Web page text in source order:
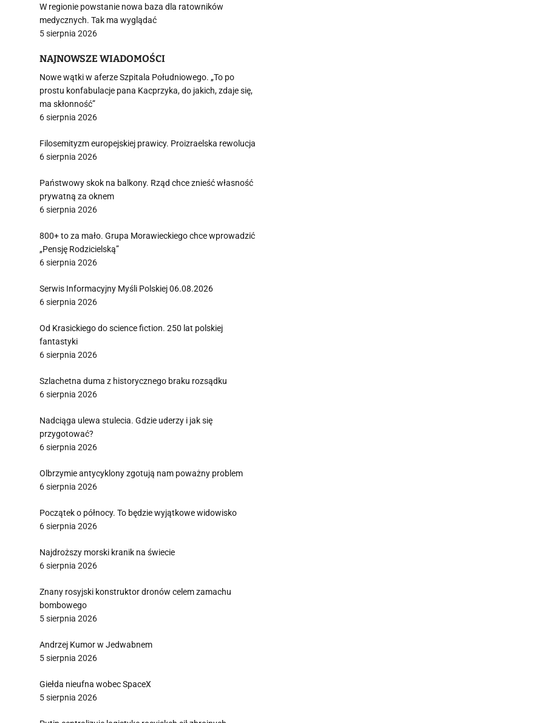
W regionie powstanie nowa baza dla ratowników
medycznych. Tak ma wyglądać
5 sierpnia 2026
NAJNOWSZE WIADOMOŚCI
Nowe wątki w aferze Szpitala Południowego. „To po
prostu konfabulacje pana Kacprzyka, do jakich, zdaje się,
ma skłonność”
6 sierpnia 2026
Filosemityzm europejskiej prawicy. Proizraelska rewolucja
6 sierpnia 2026
Państwowy skok na balkony. Rząd chce znieść własność
prywatną za oknem
6 sierpnia 2026
800+ to za mało. Grupa Morawieckiego chce wprowadzić
„Pensję Rodzicielską”
6 sierpnia 2026
Serwis Informacyjny Myśli Polskiej 06.08.2026
6 sierpnia 2026
Od Krasickiego do science fiction. 250 lat polskiej
fantastyki
6 sierpnia 2026
Szlachetna duma z historycznego braku rozsądku
6 sierpnia 2026
Nadciąga ulewa stulecia. Gdzie uderzy i jak się
przygotować?
6 sierpnia 2026
Olbrzymie antycyklony zgotują nam poważny problem
6 sierpnia 2026
Początek o północy. To będzie wyjątkowe widowisko
6 sierpnia 2026
Najdroższy morski kranik na świecie
6 sierpnia 2026
Znany rosyjski konstruktor dronów celem zamachu
bombowego
5 sierpnia 2026
Andrzej Kumor w Jedwabnem
5 sierpnia 2026
Giełda nieufna wobec SpaceX
5 sierpnia 2026